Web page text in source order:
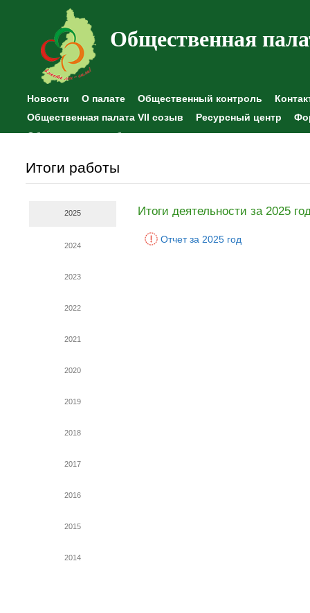
Общественная
Новости О палате Общественный контроль
Общественная палата VII созыв
Ресурсный центр
Общественные наблюдения
Итоги работы
2025
2024
2023
2022
2021
2020
2019
2018
2017
2016
2015
2014
Итоги деятельности за 2025
Отчет за 2025 год